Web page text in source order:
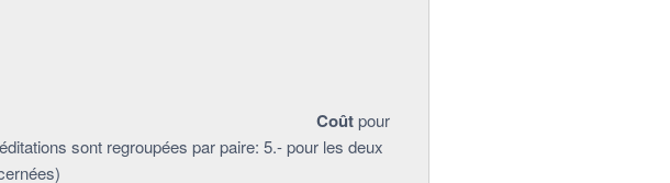
Coûtpour
sont regroupées par paire: 5.- pour les deux